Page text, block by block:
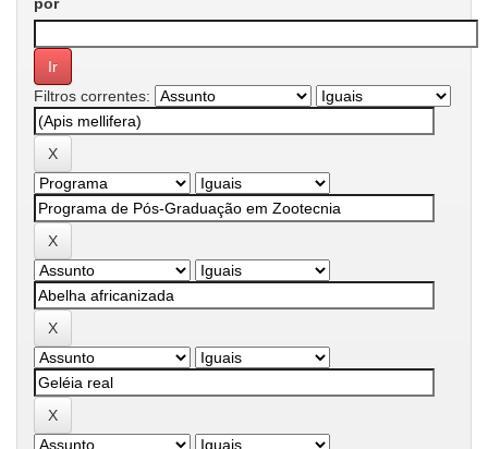
Filtros correntes: